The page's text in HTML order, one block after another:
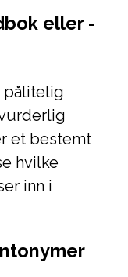
eller -
pålitelig
et bestemt
hvilke
inn i